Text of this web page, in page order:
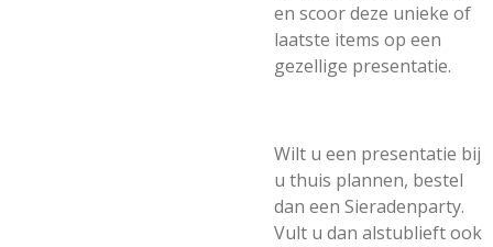
en scoor deze unieke of
laatste items op een
gezellige presentatie.
Wilt u een presentatie bij
u thuis plannen, bestel
dan een Sieradenparty.
Vult u dan alstublieft ook